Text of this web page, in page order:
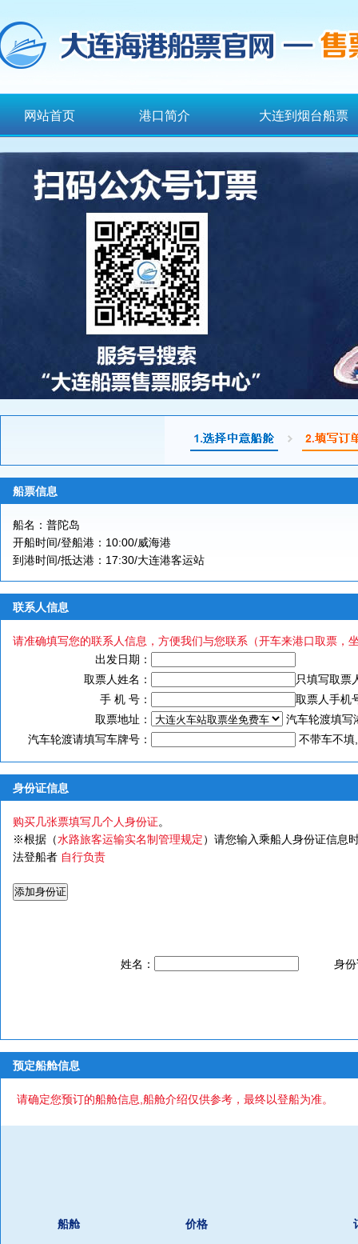
网站首页 港口简介 大连到烟台船票
船票信息
船名：普陀岛
开船时间/登船港：10:00/威海港
到港时间/抵达港：17:30/大连港客运站
联系人信息
请准确填写您的联系人信息，方便我们与您联系（开车来港口取票，
出发日期：
取票人姓名：
只填写取票
手 机 号：
取票人手机
取票地址：
汽车轮渡填写
汽车轮渡请填写车牌号：
不带车不
身份证信息
购买几张票填写几个人身份证。
※根据（水路旅客运输实名制管理规定）请您输入乘船人身份证信息
法登船者 自行负责
姓名： 身
预定船舱信息
请确定您预订的船舱信息,船舱介绍仅供参考，最终以登船为准。
船舱 价格